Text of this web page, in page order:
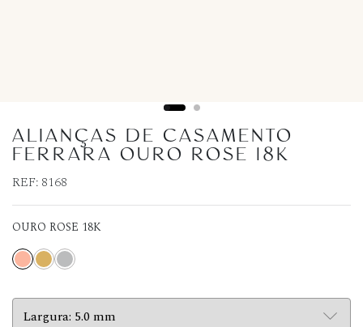
ALIANÇAS DE CASAMENTO
FERRARA OURO ROSE 18K
REF: 8168
OURO ROSE 18K